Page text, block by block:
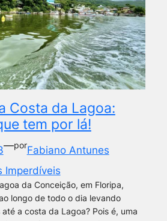
Costa da Lagoa:
tem por lá!
—porFabiano Antunes
Imperdíveis
da Conceição, em Floripa,
longo de todo o dia levando
a costa da Lagoa? Pois é, uma